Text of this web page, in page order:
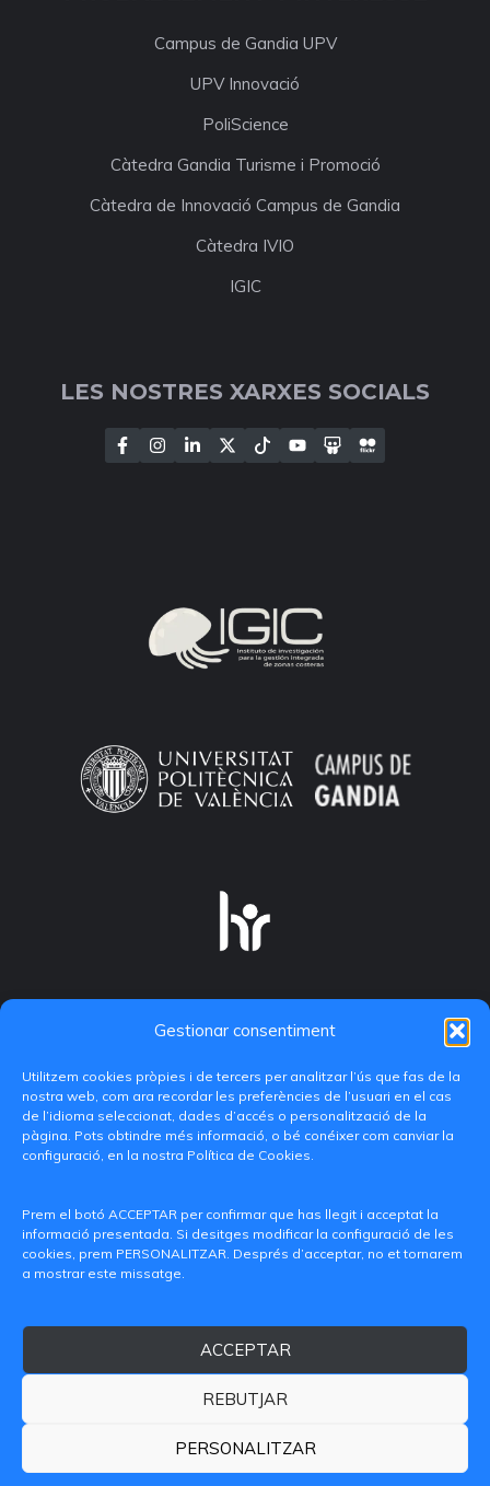
Gestionar consentiment
Utilitzem cookies pròpies i de tercers per analitzar l’ús que fas de la
nostra web, com ara recordar les preferències de l’usuari en el cas
de l’idioma seleccionat, dades d’accés o personalització de la
pàgina. Pots obtindre més informació, o bé conéixer com canviar la
configuració, en la nostra Política de Cookies.
Prem el botó ACCEPTAR per confirmar que has llegit i acceptat la
informació presentada. Si desitges modificar la configuració de les
cookies, prem PERSONALITZAR. Després d’acceptar, no et tornarem
a mostrar este missatge.
ACCEPTAR
REBUTJAR
PERSONALITZAR
Campus de Gandia UPV
UPV Innovació
PoliScience
Càtedra Gandia Turisme i Promoció
Càtedra de Innovació Campus de Gandia
Càtedra IVIO
IGIC
LES NOSTRES XARXES SOCIALS
C/ Paranimf, 1 - 46730 Grau de Gandia
+34 962849333
DE VALÈNCIA
Avís legalPolítica de privacitat